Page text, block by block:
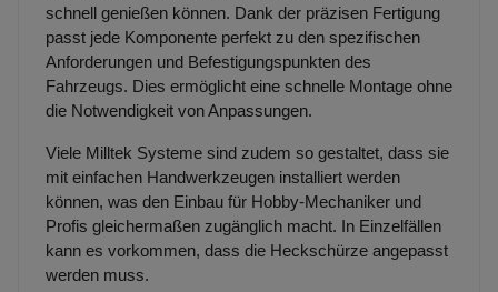
schnell genießen können. Dank der präzisen Fertigung
passt jede Komponente perfekt zu den spezifischen
Anforderungen und Befestigungspunkten des
Fahrzeugs. Dies ermöglicht eine schnelle Montage ohne
die Notwendigkeit von Anpassungen.
Viele Milltek Systeme sind zudem so gestaltet, dass sie
mit einfachen Handwerkzeugen installiert werden
können, was den Einbau für Hobby-Mechaniker und
Profis gleichermaßen zugänglich macht. In Einzelfällen
kann es vorkommen, dass die Heckschürze angepasst
werden muss.